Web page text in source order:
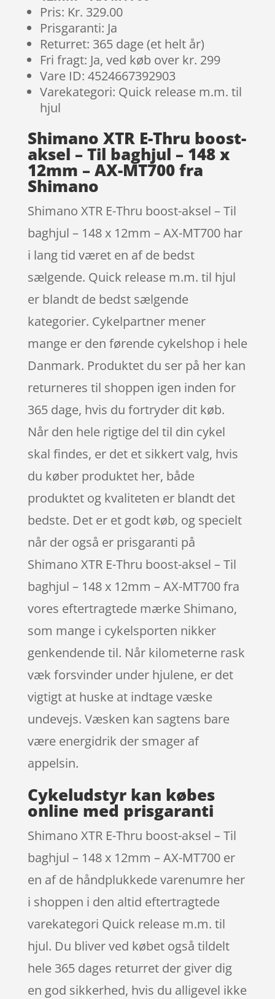
Pris: Kr. 329.00
Prisgaranti: Ja
Returret: 365 dage (et helt år)
Fri fragt: Ja, ved køb over kr. 299
Vare ID: 4524667392903
Varekategori: Quick release m.m. til
hjul
Shimano XTR E-Thru boost-
aksel – Til baghjul – 148 x
12mm – AX-MT700 fra
Shimano
Shimano XTR E-Thru boost-aksel – Til
baghjul – 148 x 12mm – AX-MT700 har
i lang tid været en af de bedst
sælgende. Quick release m.m. til hjul
er blandt de bedst sælgende
kategorier. Cykelpartner mener
mange er den førende cykelshop i hele
Danmark. Produktet du ser på her kan
returneres til shoppen igen inden for
365 dage, hvis du fortryder dit køb.
Når den hele rigtige del til din cykel
skal findes, er det et sikkert valg, hvis
du køber produktet her, både
produktet og kvaliteten er blandt det
bedste. Det er et godt køb, og specielt
når der også er prisgaranti på
Shimano XTR E-Thru boost-aksel – Til
baghjul – 148 x 12mm – AX-MT700 fra
vores eftertragtede mærke Shimano,
som mange i cykelsporten nikker
genkendende til. Når kilometerne rask
væk forsvinder under hjulene, er det
vigtigt at huske at indtage væske
undevejs. Væsken kan sagtens bare
være energidrik der smager af
appelsin.
Cykeludstyr kan købes
online med prisgaranti
Shimano XTR E-Thru boost-aksel – Til
baghjul – 148 x 12mm – AX-MT700 er
en af de håndplukkede varenumre her
i shoppen i den altid eftertragtede
varekategori Quick release m.m. til
hjul. Du bliver ved købet også tildelt
hele 365 dages returret der giver dig
en god sikkerhed, hvis du alligevel ikke